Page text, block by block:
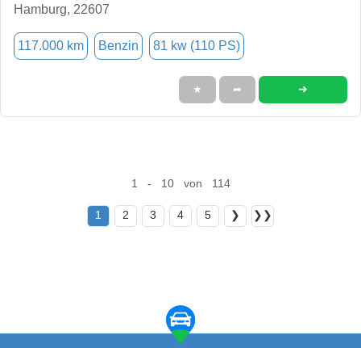
Hamburg, 22607
117.000 km Benzin 81 kw (110 PS)
★ ➦ ➜
1 - 10 von 114
1 2 3 4 5 ❯ ❯❯